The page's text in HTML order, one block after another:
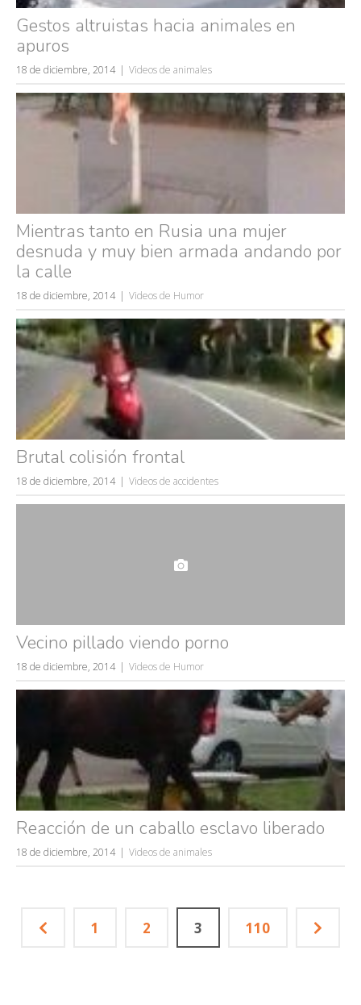
Gestos altruistas hacia animales en
apuros
18 de diciembre, 2014 Videos de animales
Mientras tanto en Rusia una mujer
desnuda y muy bien armada andando por
la calle
18 de diciembre, 2014 Videos de Humor
Brutal colisión frontal
18 de diciembre, 2014 Videos de accidentes
Vecino pillado viendo porno
18 de diciembre, 2014 Videos de Humor
Reacción de un caballo esclavo liberado
18 de diciembre, 2014 Videos de animales
1 2 3 110